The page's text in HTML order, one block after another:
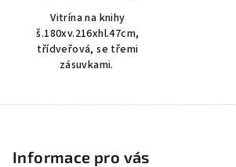
Vitrína na knihy
š.180xv.216xhl.47cm,
třídveřová, se třemi
zásuvkami.
Informace pro vás